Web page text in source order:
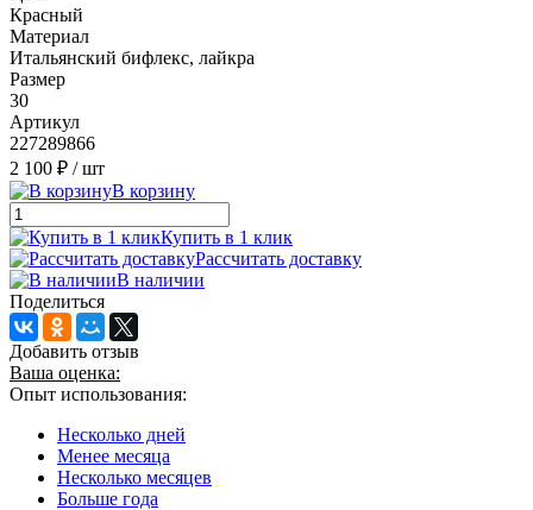
Красный
Материал
Итальянский бифлекс, лайкра
Размер
30
Артикул
227289866
2 100 ₽ / шт
В корзину
Купить в 1 клик
Рассчитать доставку
В наличии
Поделиться
Добавить отзыв
Ваша оценка:
Опыт использования:
Несколько дней
Менее месяца
Несколько месяцев
Больше года